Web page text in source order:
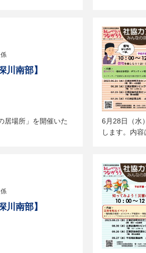
川南部】
居場所」を開催いた
6月28日（水
します。内容
川南部】